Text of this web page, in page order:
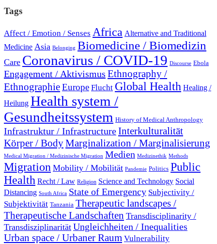
Tags
Affect / Emotion / Senses Africa Alternative and Traditional
Medicine Asia Belonging Biomedicine / Biomedizin
Care Coronavirus / COVID-19 Discourse Ebola
Engagement / Aktivismus Ethnography /
EthnographieEurope Flucht Global Health Healing /
Heilung Health system /
Gesundheitssystem History of Medical Anthropology
Infrastruktur / InfrastructureInterkulturalität
Körper / BodyMarginalization / Marginalisierung
Medical Migration / Medizinische Migration Medien Medizinethik Methods
Migration Mobility / Mobilität Pandemie Politics Public
Health Recht / Law Religion Science and Technology Social
Distancing South Africa State of Emergency Subjectivity /
Subjektivität Tanzania Therapeutic landscapes /
Therapeutische Landschaften Transdisciplinarity /
Transdisziplinarität Ungleichheiten / Inequalities
Urban space / Urbaner Raum Vulnerability